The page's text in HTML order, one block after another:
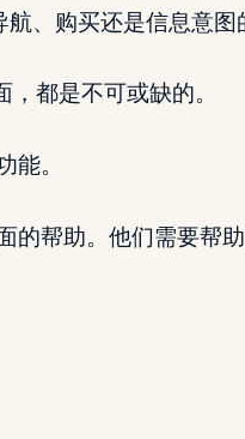
、购买还是信息意图
都是不可或缺的。
能。
的帮助。他们需要帮